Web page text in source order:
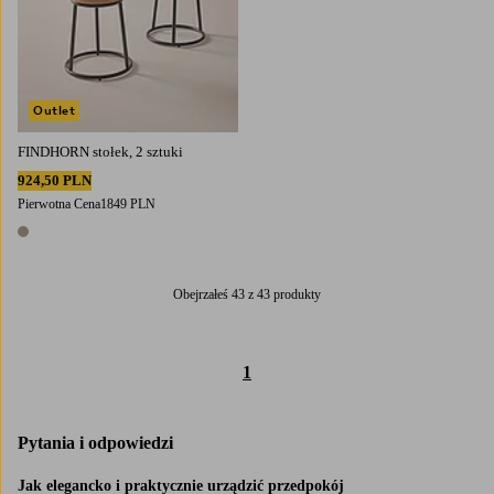
FINDHORN stołek, 2 sztuki
924,50 PLN
Pierwotna Cena1849 PLN
1 kolor
Outlet
Obejrzałeś 43 z 43 produkty
1
Pytania i odpowiedzi
Jak elegancko i praktycznie urządzić przedpokój